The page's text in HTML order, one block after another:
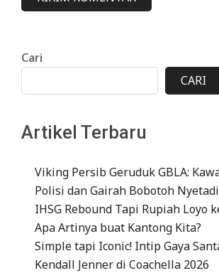
Cari
CARI
Artikel Terbaru
Viking Persib Geruduk GBLA:
Polisi dan Gairah Bobotoh
IHSG Rebound Tapi Rupiah Loyo
Apa Artinya buat Kantong Kita?
Simple tapi Iconic! Intip Gaya
Kendall Jenner di Coachella 2026